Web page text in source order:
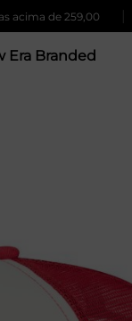
de 259,00 |
Era Branded